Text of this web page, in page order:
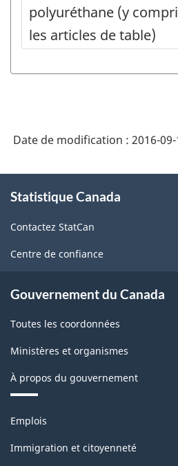
polyuréthane (y
les articles de table)
Date de modification : 2016-
propos
ce
site
Statistique Canada
Contactez StatCan
Centre de confiance
Gouvernement du Canada
Toutes les coordonnées
Ministères et organismes
À propos du gouvernement
Thèmes
sujets
Emplois
Immigration et citoyenneté